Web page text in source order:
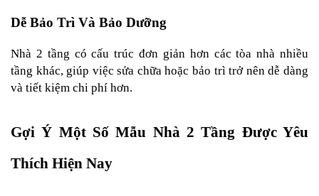
Dễ Bảo Trì Và Bảo Dưỡng
Nhà 2 tầng có cấu trúc đơn giản hơn các tòa nhà nhiều
tầng khác, giúp việc sửa chữa hoặc bảo trì trở nên dễ dàng
và tiết kiệm chi phí hơn.
Gợi Ý Một Số Mẫu Nhà 2 Tầng Được Yêu
Thích Hiện Nay